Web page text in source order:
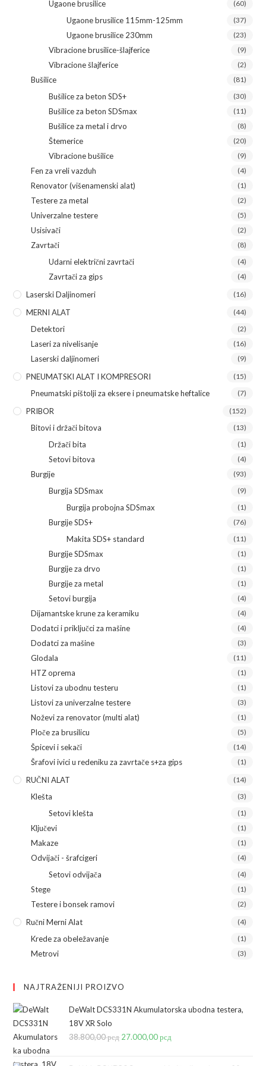
Ugaone brusilice (60)
Ugaone brusilice 115mm-125mm (37)
Ugaone brusilice 230mm (23)
Vibracione brusilice-šlajferice (9)
Vibracione šlajferice (2)
Bušilice (81)
Bušilice za beton SDS+ (30)
Bušilice za beton SDSmax (11)
Bušilice za metal i drvo (8)
Štemerice (20)
Vibracione bušilice (9)
Fen za vreli vazduh (4)
Renovator (višenamenski alat) (1)
Testere za metal (2)
Univerzalne testere (5)
Usisivači (2)
Zavrtači (8)
Udarni električni zavrtači (4)
Zavrtači za gips (4)
Laserski Daljinomeri (16)
MERNI ALAT (44)
Detektori (2)
Laseri za nivelisanje (16)
Laserski daljinomeri (9)
PNEUMATSKI ALAT I KOMPRESORI (15)
Pneumatski pištolji za eksere i pneumatske heftalice (7)
PRIBOR (152)
Bitovi i držači bitova (13)
Držači bita (1)
Setovi bitova (4)
Burgije (93)
Burgija SDSmax (9)
Burgija probojna SDSmax (1)
Burgije SDS+ (76)
Makita SDS+ standard (11)
Burgije SDSmax (1)
Burgije za drvo (1)
Burgije za metal (1)
Setovi burgija (4)
Dijamantske krune za keramiku (4)
Dodatci i priključci za mašine (4)
Dodatci za mašine (3)
Glodala (11)
HTZ oprema (1)
Listovi za ubodnu testeru (1)
Listovi za univerzalne testere (3)
Noževi za renovator (multi alat) (1)
Ploče za brusilicu (5)
Špicevi i sekači (14)
Šrafovi ivici u redeniku za zavrtače s+za gips (1)
RUČNI ALAT (14)
Klešta (3)
Setovi klešta (1)
Ključevi (1)
Makaze (1)
Odvijači - šrafcigeri (4)
Setovi odvijača (4)
Stege (1)
Testere i bonsek ramovi (2)
Ručni Merni Alat (4)
Krede za obeležavanje (1)
Metrovi (3)
NAJTRAŽENIJI PROIZVO
DeWalt DCS331N Akumulatorska ubodna testera,
18V XR Solo
38.800,00рсд Originalna
27.000,00рсд